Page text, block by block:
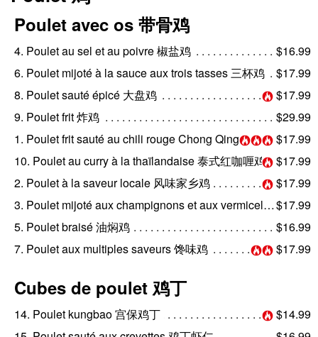
Poulet avec os 带骨鸡
4. Poulet au sel et au poivre 椒盐鸡
$16.99
6. Poulet mijoté à la sauce aux trois tasses 三杯鸡
$17.99
8. Poulet sauté épicé 大盘鸡
$17.99
9. Poulet frit 炸鸡
$29.99
1. Poulet frit sauté au chili rouge Chong Qing 重庆辣子鸡$17.99
10. Poulet au curry à la thaïlandaise 泰式红咖喱鸡
$17.99
2. Poulet à la saveur locale 风味家乡鸡
$17.99
3. Poulet mijoté aux champignons et aux vermicelles de haricots 小鸡香菇粉丝$17.99
5. Poulet braisé 油焖鸡
$16.99
7. Poulet aux multiples saveurs 馋味鸡
$17.99
Cubes de poulet 鸡丁
14. Poulet kungbao 宫保鸡丁
$14.99